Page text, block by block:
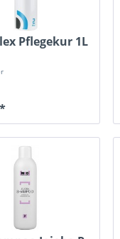
Pflegekur 1L